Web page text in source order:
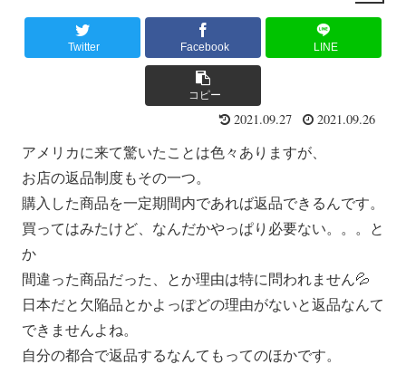
Twitter Facebook LINE
コピー
2021.09.27 2021.09.26
アメリカに来て驚いたことは色々ありますが、
お店の返品制度もその一つ。
購入した商品を一定期間内であれば返品できるんです。
買ってはみたけど、なんだかやっぱり必要ない。。。と
か
間違った商品だった、とか理由は特に問われません💦
日本だと欠陥品とかよっぽどの理由がないと返品なんて
できませんよね。
自分の都合で返品するなんてもってのほかです。